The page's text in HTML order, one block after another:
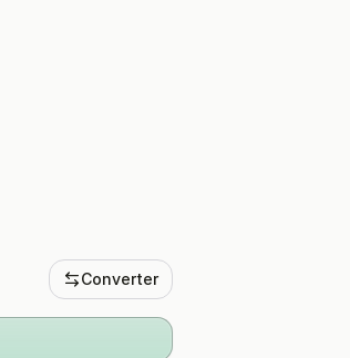
Converter